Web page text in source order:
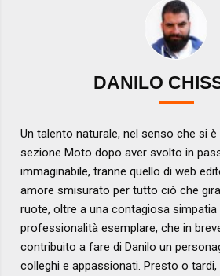
DANILO
Un talento naturale, nel senso che si
sezione Moto dopo aver svolto in
immaginabile, tranne quello di web
amore smisurato per tutto ciò che
ruote, oltre a una contagiosa simpatia
professionalità esemplare, che in
contribuito a fare di Danilo un
colleghi e appassionati. Presto o tardi,